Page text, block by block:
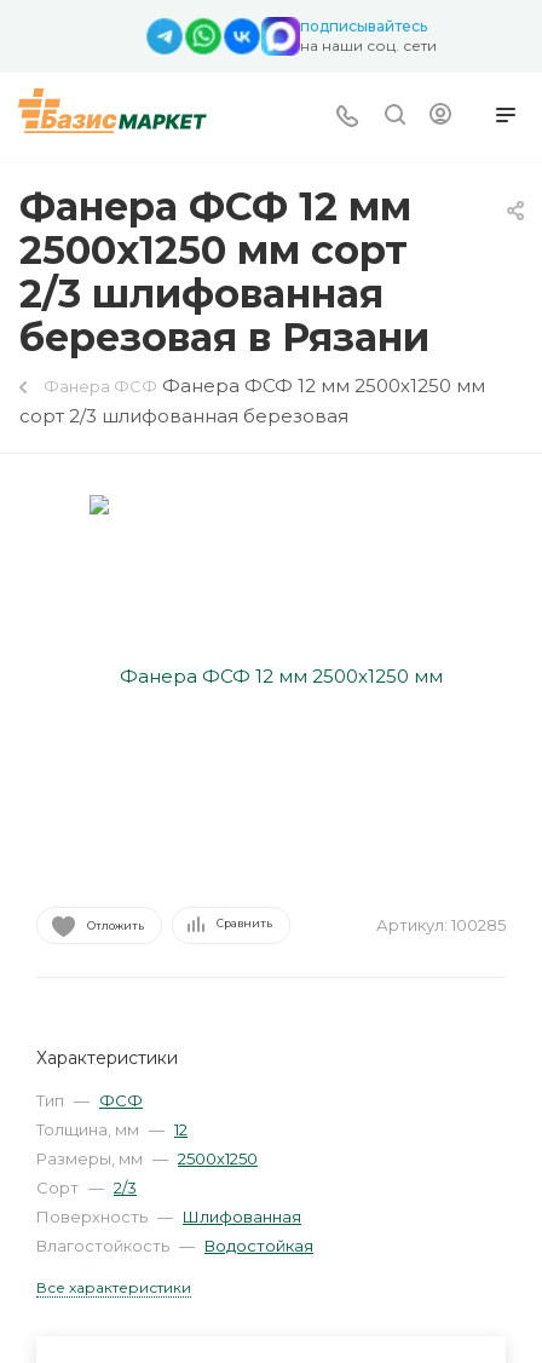
подписывайтесь
на наши соц. сети
Фанера ФСФ 12 мм
2500х1250 мм сорт
2/3 шлифованная
березовая в Рязани
Фанера ФСФ Фанера ФСФ 12 мм 2500х1250 мм
сорт 2/3 шлифованная березовая
Отложить Сравнить Артикул: 100285
Характеристики
Тип — ФСФ
Толщина, мм — 12
Размеры, мм — 2500х1250
Сорт — 2/3
Поверхность — Шлифованная
Влагостойкость — Водостойкая
Все характеристики